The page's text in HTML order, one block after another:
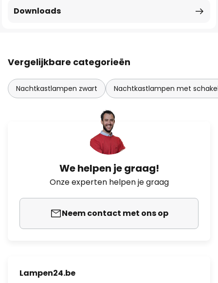
Downloads
Vergelijkbare categorieën
Nachtkastlampen zwart Nachtkastlampen met
We helpen je graag!
Onze experten helpen je graag
Neem contact met ons op
Lampen24.be